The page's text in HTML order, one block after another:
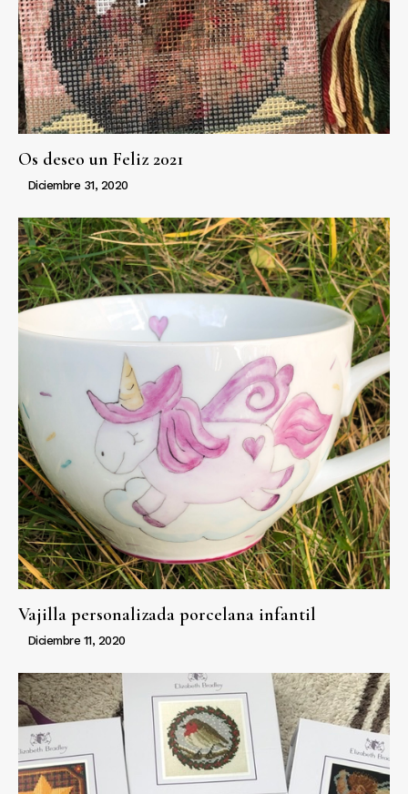
Os deseo un Feliz 2021
Diciembre 31, 2020
Vajilla personalizada porcelana infantil
Diciembre 11, 2020